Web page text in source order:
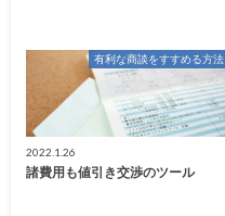
有利な商談をすすめる方法
2022.1.26
諸費用も値引き交渉のツール